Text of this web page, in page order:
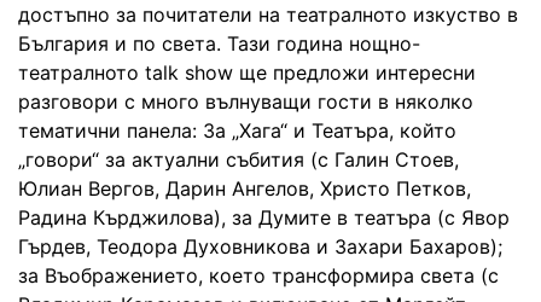
достъпно за почитатели на театралното изкуство в
България и по света. Тази година нощно-
театралното talk show ще предложи интересни
разговори с много вълнуващи гости в няколко
тематични панела: За „Хага“ и Театъра, който
„говори“ за актуални събития (с Галин Стоев,
Юлиан Вергов, Дарин Ангелов, Христо Петков,
Радина Кърджилова), за Думите в театъра (с Явор
Гърдев, Теодора Духовникова и Захари Бахаров);
за Въображението, което трансформира света (с